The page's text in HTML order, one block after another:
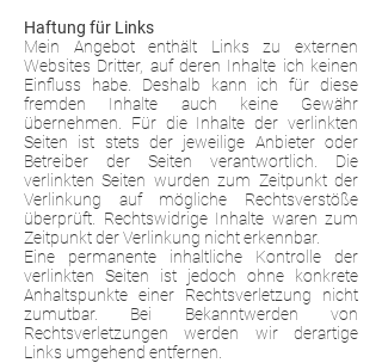
Haftung für Links
Mein Angebot enthält Links zu externen
Websites Dritter, auf deren Inhalte ich keinen
Einfluss habe. Deshalb kann ich für diese
fremden Inhalte auch keine Gewähr
übernehmen. Für die Inhalte der verlinkten
Seiten ist stets der jeweilige Anbieter oder
Betreiber der Seiten verantwortlich. Die
verlinkten Seiten wurden zum Zeitpunkt der
Verlinkung auf mögliche Rechtsverstöße
überprüft. Rechtswidrige Inhalte waren zum
Zeitpunkt der Verlinkung nicht erkennbar.
Eine permanente inhaltliche Kontrolle der
verlinkten Seiten ist jedoch ohne konkrete
Anhaltspunkte einer Rechtsverletzung nicht
zumutbar. Bei Bekanntwerden von
Rechtsverletzungen werden wir derartige
Links umgehend entfernen.